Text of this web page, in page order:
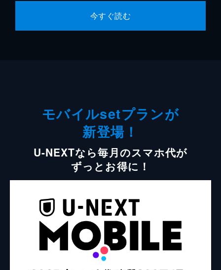
今すぐ読む
モバイルsetプランが
新登場！
U-NEXTなら毎月のスマホ代が
ずっとお得に！